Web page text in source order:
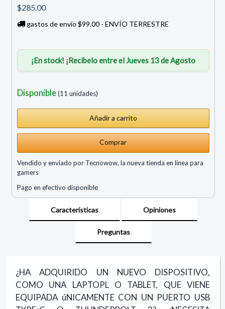
$285.00
gastos de envío $99.00 - ENVÍO TERRESTRE
¡En stock! ¡Recíbelo entre el Jueves 13 de Agosto
Disponible(11 unidades)
Comprar
Vendido y enviado por Tecnowow, la nueva tienda en linea para
gamers
Pago en efectivo disponible
Características Opiniones
Preguntas
¿HA ADQUIRIDO UN NUEVO DISPOSITIVO,
COMO UNA LAPTOPL O TABLET, QUE VIENE
EQUIPADA úNICAMENTE CON UN PUERTO USB